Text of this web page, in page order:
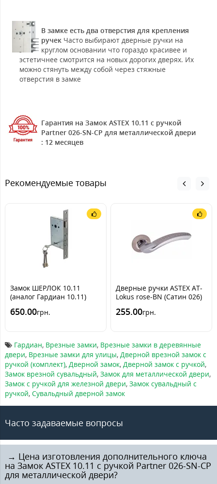
В замке есть два отверстия для крепления
ручек Часто выбирают дверные ручки на
круглом основании что гораздо красивее и
эстетичнее смотрится на новых дорогих дверях. Их
можно стянуть между собой через стяжные
отверстия в замке
Гарантия на Замок ASTEX 10.11 с ручкой
Partner 026-SN-CP для металлической двери
: 12 месяцев
Рекомендуемые товары
Замок ШЕРЛОК 10.11
(аналог Гардиан 10.11)
650.00грн.
Дверные ручки ASTEX AT-
Lokus rose-BN (Сатин 026)
255.00грн.
Гардиан, Врезные замки, Врезные замки в деревянные
двери, Врезные замки для улицы, Дверной врезной замок с
ручкой (комплект), Дверной замок, Дверной замок с ручкой,
Замок врезной сувальдный, Замок для металлической двери,
Замок с ручкой для железной двери, Замок сувальдный с
ручкой, Сувальдный дверной замок
Часто задаваемые вопросы
️ → Цена изготовления дополнительного ключа
на Замок ASTEX 10.11 с ручкой Partner 026-SN-CP
для металлической двери?